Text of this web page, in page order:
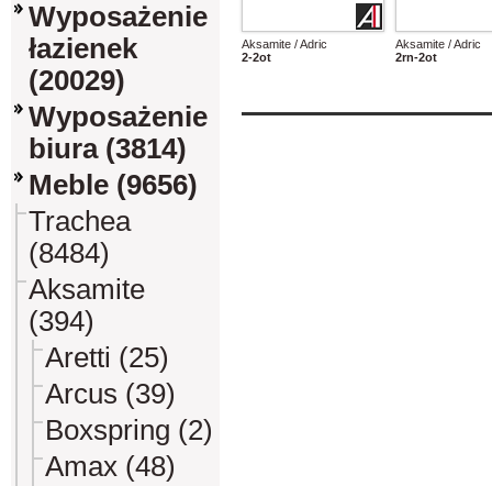
Wyposażenie
łazienek
(20029)
Wyposażenie
biura (3814)
Meble (9656)
Trachea
(8484)
Aksamite
(394)
Aretti (25)
Arcus (39)
Boxspring (2)
Amax (48)
Aksamite / Adric
2-2ot
Aksamite / Adric
2rn-2ot